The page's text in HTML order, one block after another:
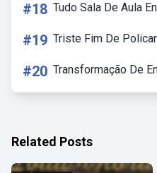
#18 Tudo Sala De Aula
#19 Triste Fim De
#20 Transformação De
Related Posts